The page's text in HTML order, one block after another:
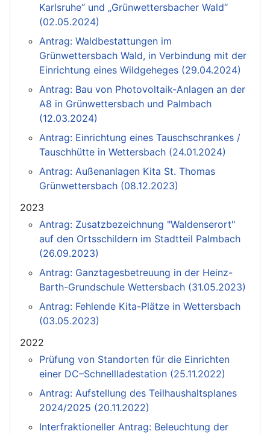
Karlsruhe“ und „Grünwettersbacher Wald“
(02.05.2024)
Antrag: Waldbestattungen im
Grünwettersbach Wald, in Verbindung mit der
Einrichtung eines Wildgeheges (29.04.2024)
Antrag: Bau von Photovoltaik-Anlagen an der
A8 in Grünwettersbach und Palmbach
(12.03.2024)
Antrag: Einrichtung eines Tauschschrankes /
Tauschhütte in Wettersbach (24.01.2024)
Antrag: Außenanlagen Kita St. Thomas
Grünwettersbach (08.12.2023)
2023
Antrag: Zusatzbezeichnung "Waldenserort"
auf den Ortsschildern im Stadtteil Palmbach
(26.09.2023)
Antrag: Ganztagesbetreuung in der Heinz-
Barth-Grundschule Wettersbach (31.05.2023)
Antrag: Fehlende Kita-Plätze in Wettersbach
(03.05.2023)
2022
Prüfung von Standorten für die Einrichten
einer DC–Schnellladestation (25.11.2022)
Antrag: Aufstellung des Teilhaushaltsplanes
2024/2025 (20.11.2022)
Interfraktioneller Antrag: Beleuchtung der